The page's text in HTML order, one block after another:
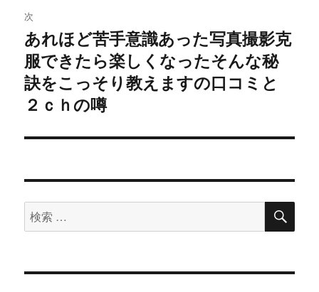
ゲ
ー
シ
ョ
ン
稿:
次
次
の
投
稿:
あれほど苦手意識あった写真撮影克
服できたら楽しくなったそんな秘
訣をこっそり教えますの口コミと
２ｃｈの噂
検
索
象:
検